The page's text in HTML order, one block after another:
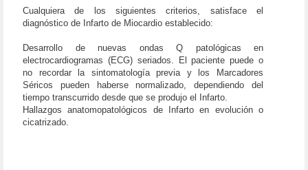
Cualquiera de los siguientes criterios, satisface el
diagnóstico de Infarto de Miocardio establecido:
Desarrollo de nuevas ondas Q patológicas en
electrocardiogramas (ECG) seriados. El paciente puede o
no recordar la sintomatología previa y los Marcadores
Séricos pueden haberse normalizado, dependiendo del
tiempo transcurrido desde que se produjo el Infarto.
Hallazgos anatomopatológicos de Infarto en evolución o
cicatrizado.